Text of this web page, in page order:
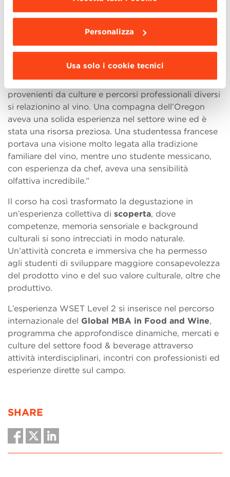
Personalizza
Usa solo i cookie tecnici
esperienze differenti. La composizione
degustazioni e le discussioni, permettendo agli
studenti di osservare il vino attraverso sensibilità
“È stato interessante vedere come persone
provenienti da culture e percorsi professionali diversi
si relazionino al vino. Una compagna dell’Oregon
aveva una solida esperienza nel settore wine ed è
stata una risorsa preziosa. Una studentessa francese
portava una visione molto legata alla tradizione
familiare del vino, mentre uno studente messicano,
con esperienza da chef, aveva una sensibilità
olfattiva incredibile.”
Il corso ha così trasformato la degustazione in
un’esperienza collettiva di scoperta, dove
competenze, memoria sensoriale e background
culturali si sono intrecciati in modo naturale.
Un’attività concreta e immersiva che ha permesso
agli studenti di sviluppare maggiore consapevolezza
del prodotto vino e del suo valore culturale, oltre che
produttivo.
L’esperienza WSET Level 2 si inserisce nel percorso
internazionale del Global MBA in Food and Wine,
programma che approfondisce dinamiche, mercati e
culture del settore food & beverage attraverso
attività interdisciplinari, incontri con professionisti ed
esperienze dirette sul campo.
SHARE